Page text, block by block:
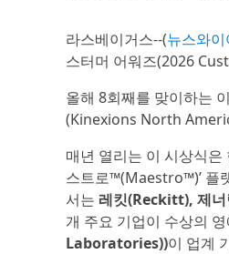
라스베이거스--(뉴스와이
스터머 어워즈(2026
올해 8회째를 맞이하는
(Kinexions North
매년 열리는 이 시상식은
스트로™(Maestro™)’ 플
서는 레킷(Reckitt), 제
개 주요 기업이 수상의
Laboratories))이 업계